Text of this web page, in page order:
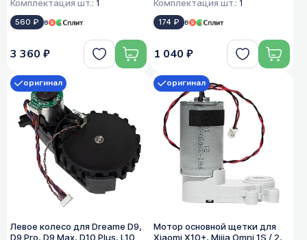
Комплектация шт.: 1
560 ₽ в
3 360 ₽
Комплектация шт.: 1
174 ₽ в
1 040 ₽
Левое колесо для Dreame D9,
оригинал
Мотор основной щетки для
оригинал